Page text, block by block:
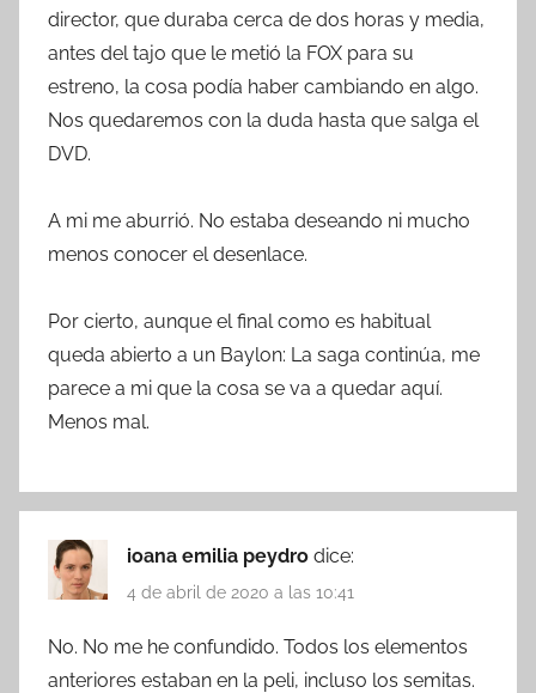
director, que duraba cerca de dos horas y media,
antes del tajo que le metió la FOX para su
estreno, la cosa podía haber cambiando en algo.
Nos quedaremos con la duda hasta que salga el
DVD.
A mi me aburrió. No estaba deseando ni mucho
menos conocer el desenlace.
Por cierto, aunque el final como es habitual
queda abierto a un Baylon: La saga continúa, me
parece a mi que la cosa se va a quedar aquí.
Menos mal.
ioana emilia peydro dice:
4 de abril de 2020 a las 10:41
No. No me he confundido. Todos los elementos
anteriores estaban en la peli, incluso los semitas.